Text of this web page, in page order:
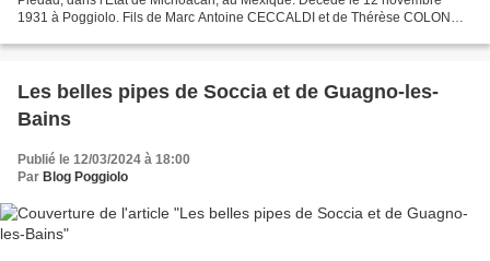
1931 à Poggiolo. Fils de Marc Antoine CECCALDI et de Thérèse COLONNA
Les belles pipes de Soccia et de Guagno-les-
Bains
Publié le 12/03/2024 à 18:00
Par Blog Poggiolo